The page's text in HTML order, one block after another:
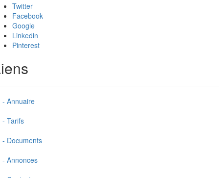
Twitter
Facebook
Google
Linkedin
Pinterest
- Annuaire
- Tarifs
- Documents
- Annonces